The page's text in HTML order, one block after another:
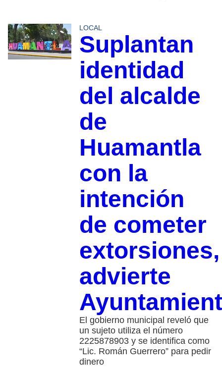
LOCAL
Suplantan
identidad
del alcalde
de
Huamantla
con la
intención
de cometer
extorsiones,
advierte
El gobierno municipal reveló que
un sujeto utiliza el número
2225878903 y se identifica como
“Lic. Román Guerrero” para pedir
dinero